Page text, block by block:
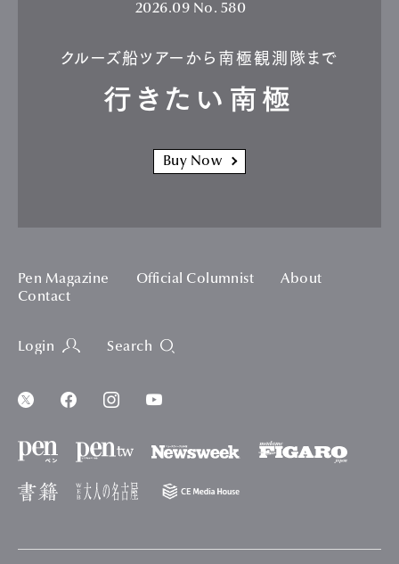
2026.09 No. 580
クルーズ船ツアーから南極観測隊まで
行きたい南極
Buy Now
Pen Magazine Official Columnist
About
Contact
Login Search